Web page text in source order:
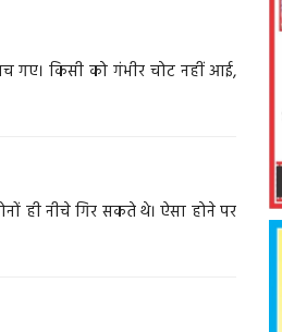
गए। किसी को गंभीर चोट नहीं आई,
ही नीचे गिर सकते थे। ऐसा होने पर